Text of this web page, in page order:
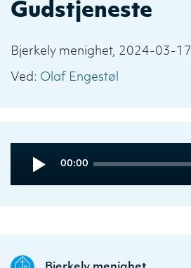
Gudstjeneste
Bjerkely menighet, 2024-03-17
Ved: Olaf Engestøl
Player
Current
00:00